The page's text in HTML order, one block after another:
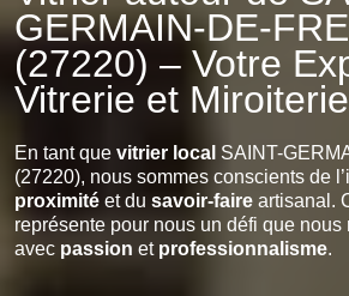
GERMAIN-DE-
(27220) – Votre
Vitrerie et Miroiterie
En tant que vitrier local SAINT-
(27220), nous sommes conscients de
proximité et du savoir-faire artisanal.
représente pour nous un défi que nous
avec passion et professionnalisme.